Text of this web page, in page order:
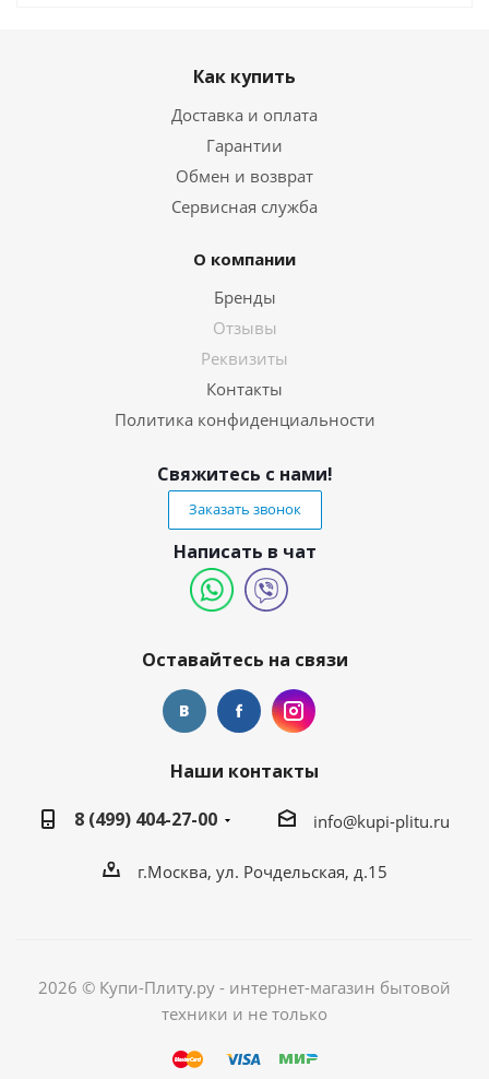
Как купить
Доставка и оплата
Гарантии
Обмен и возврат
Сервисная служба
О компании
Бренды
Отзывы
Реквизиты
Контакты
Политика конфиденциальности
Свяжитесь с нами!
Заказать звонок
Написать в чат
Оставайтесь на связи
Наши контакты
8 (499) 404-27-00
info@kupi-plitu.ru
г.Москва, ул. Рочдельская, д.15
2026 © Купи-Плиту.ру - интернет-магазин бытовой
техники и не только